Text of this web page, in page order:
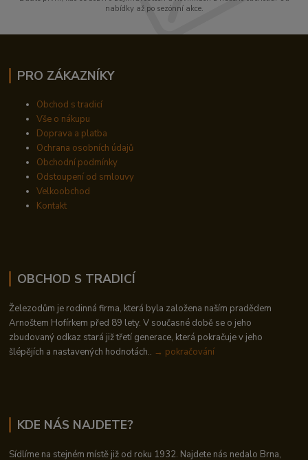
nabídky až po sezónní akce.
PRO ZÁKAZNÍKY
Obchod s tradicí
Vše o nákupu
Doprava a platba
Ochrana osobních údajů
Obchodní podmínky
Odstoupení od smlouvy
Velkoobchod
Kontakt
OBCHOD S TRADICÍ
Železodům je rodinná firma, která byla založena naším pradědem
Arnoštem Hofírkem před 89 lety. V současné době se o jeho
zbudovaný odkaz stará již třetí generace, která pokračuje v jeho
šlépějích a nastavených hodnotách.. → pokračování
KDE NÁS NAJDETE?
Sídlíme na stejném místě již od roku 1932. Najdete nás nedalo Brna,